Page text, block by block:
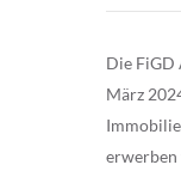
Die FiGD
März
erwerben